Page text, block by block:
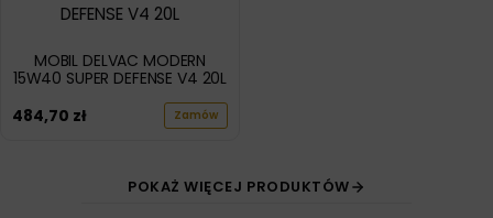
MOBIL DELVAC MODERN
15W40 SUPER DEFENSE V4 20L
484,70 zł Zamów
POKAŻ WIĘCEJ PRODUKTÓW